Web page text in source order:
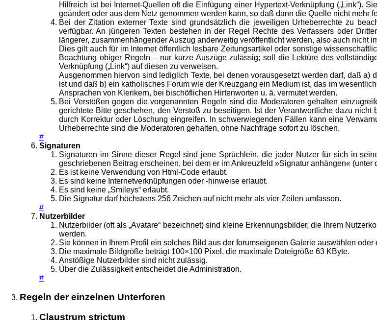
Hilfreich ist bei Internet-Quellen oft die Einfügung einer Hypertext-Verknüpfung („Link“).
geändert oder aus dem Netz genommen werden kann, so daß dann die Quelle nicht mehr
Bei der Zitation externer Texte sind grundsätzlich die jeweiligen Urheberrechte zu
verfügbar. An jüngeren Texten bestehen in der Regel Rechte des Verfassers oder
längerer, zusammenhängender Auszug anderweitig veröffentlicht werden, also auch nicht
Dies gilt auch für im Internet öffentlich lesbare Zeitungsartikel oder sonstige
Beachtung obiger Regeln – nur kurze Auszüge zulässig; soll die Lektüre des
Verknüpfung („Link“) auf diesen zu verweisen.
Ausgenommen hiervon sind lediglich Texte, bei denen vorausgesetzt werden darf, daß
ist und daß b) ein katholisches Forum wie der Kreuzgang ein Medium ist, das im
Ansprachen von Klerikern, bei bischöflichen Hirtenworten u. ä. vermutet werden.
Bei Verstößen gegen die vorgenannten Regeln sind die Moderatoren gehalten
gerichtete Bitte geschehen, den Verstoß zu beseitigen. Ist der Verantwortliche dazu
durch Korrektur oder Löschung eingreifen. In schwerwiegenden Fällen kann eine
Urheberrechte sind die Moderatoren gehalten, ohne Nachfrage sofort zu löschen.
#
Signaturen
Signaturen im Sinne dieser Regel sind jene Sprüchlein, die jeder Nutzer für sich in
geschriebenen Beitrag erscheinen, bei dem er im Ankreuzfeld »Signatur anhängen«
Es ist keine Verwendung von Html-Code erlaubt.
Es sind keine Internetverknüpfungen oder -hinweise erlaubt.
Es sind keine „Smileys“ erlaubt.
Die Signatur darf höchstens 256 Zeichen auf nicht mehr als vier Zeilen umfassen.
#
Nutzerbilder
Nutzerbilder (oft als „Avatare“ bezeichnet) sind kleine Erkennungsbilder, die Ihrem
werden.
Sie können in Ihrem Profil ein solches Bild aus der forumseigenen Galerie auswählen
Die maximale Bildgröße beträgt 100×100 Pixel, die maximale Dateigröße 63 KByte.
Anstößige Nutzerbilder sind nicht zulässig.
Über die Zulässigkeit entscheidet die Administration.
#
Regeln der einzelnen Unterforen
Claustrum strictum